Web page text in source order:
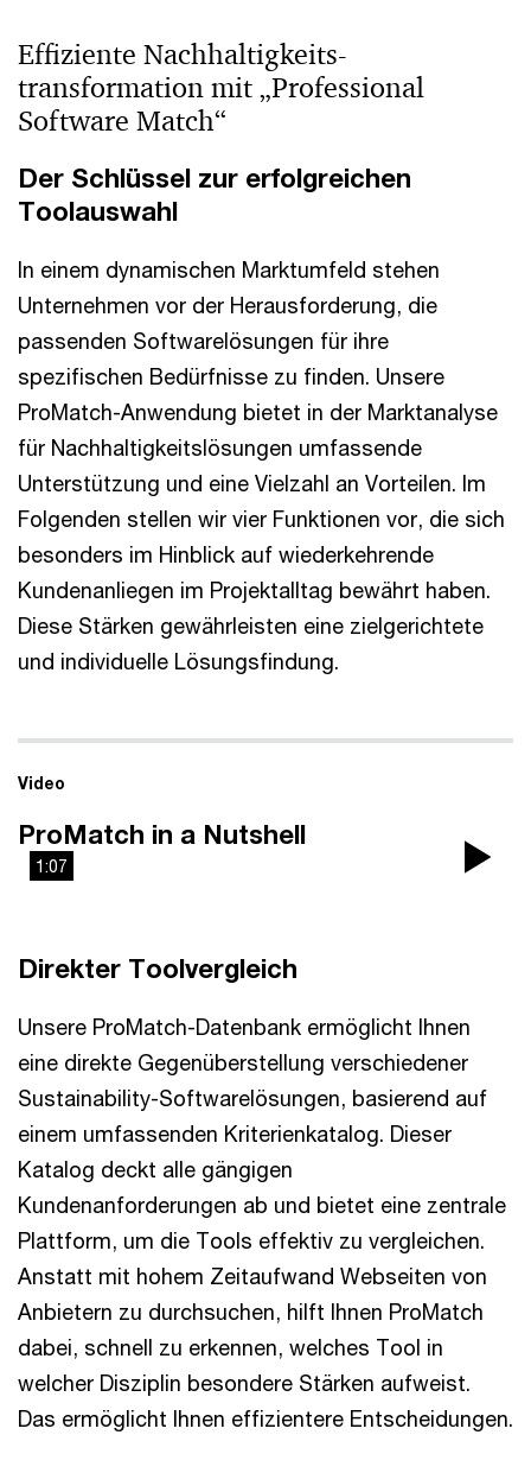
Effiziente Nachhaltigkeits-
transformation mit „Professional
Software Match“
Der Schlüssel zur erfolgreichen
Toolauswahl
In einem dynamischen Marktumfeld stehen
Unternehmen vor der Herausforderung, die
passenden Softwarelösungen für ihre
spezifischen Bedürfnisse zu finden. Unsere
ProMatch-Anwendung bietet in der Marktanalyse
für Nachhaltigkeitslösungen umfassende
Unterstützung und eine Vielzahl an Vorteilen. Im
Folgenden stellen wir vier Funktionen vor, die sich
besonders im Hinblick auf wiederkehrende
Kundenanliegen im Projektalltag bewährt haben.
Diese Stärken gewährleisten eine zielgerichtete
und individuelle Lösungsfindung.
Video
ProMatch in a Nutshell
1:07
Direkter Toolvergleich
Unsere ProMatch-Datenbank ermöglicht Ihnen
eine direkte Gegenüberstellung verschiedener
Sustainability-Softwarelösungen, basierend auf
einem umfassenden Kriterienkatalog. Dieser
Katalog deckt alle gängigen
Kundenanforderungen ab und bietet eine zentrale
Plattform, um die Tools effektiv zu vergleichen.
Anstatt mit hohem Zeitaufwand Webseiten von
Anbietern zu durchsuchen, hilft Ihnen ProMatch
dabei, schnell zu erkennen, welches Tool in
welcher Disziplin besondere Stärken aufweist.
Das ermöglicht Ihnen effizientere Entscheidungen.